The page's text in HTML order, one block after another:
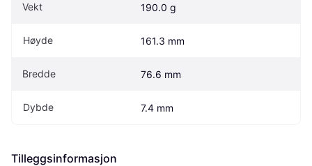
Vekt 190.0 g
Høyde 161.3 mm
Bredde 76.6 mm
Dybde 7.4 mm
Tilleggsinformasjon